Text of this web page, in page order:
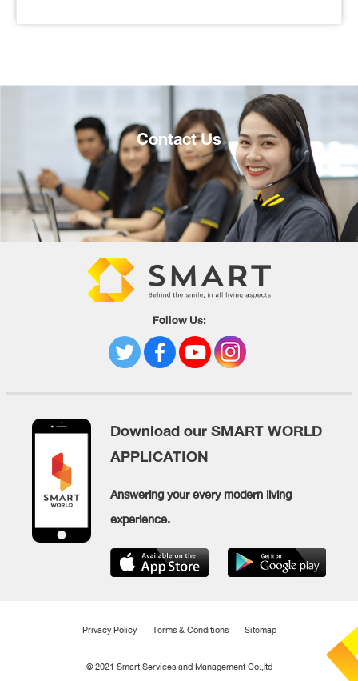
Contact Us
Follow Us:
Download our SMART WORLD
APPLICATION
Answering your every modern living
experience.
Privacy Policy Terms & Conditions Sitemap
© 2021 Smart Services and Management Co.,ltd